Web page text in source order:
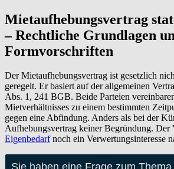
Mietaufhebungsvertrag
– Rechtliche Grundlagen
Formvorschriften
Der Mietaufhebungsvertrag ist gesetzlich
geregelt. Er basiert auf der allgemeinen
Abs. 1, 241 BGB. Beide Parteien
Mietverhältnisses zu einem bestimmten
gegen eine Abfindung. Anders als bei der
Aufhebungsvertrag keiner Begründung. Der
Eigenbedarfnoch ein Verwertungsinteresse